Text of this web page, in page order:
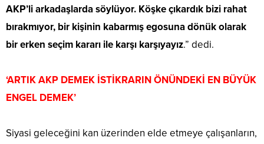
AKP’li arkadaşlarda söylüyor. Köşke çıkardık bizi rahat
bırakmıyor, bir kişinin kabarmış egosuna dönük olarak
bir erken seçim kararı ile karşı karşıyayız.” dedi.
‘ARTIK AKP DEMEK İSTİKRARIN ÖNÜNDEKİ EN BÜYÜK
ENGEL DEMEK’
Siyasi geleceğini kan üzerinden elde etmeye çalışanların,